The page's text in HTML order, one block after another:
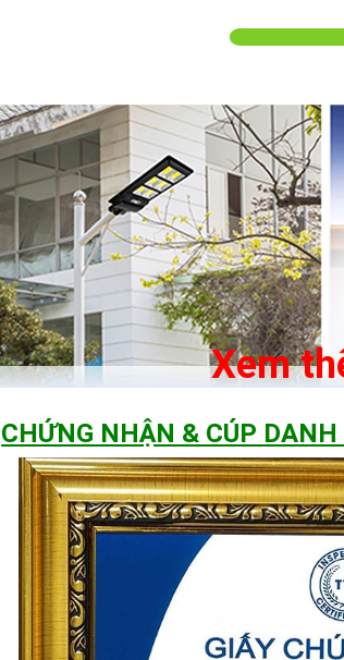
thể 600W sử dụng chip led COB siêu sáng
Xem
CHỨNG NHẬN & CÚP DANH